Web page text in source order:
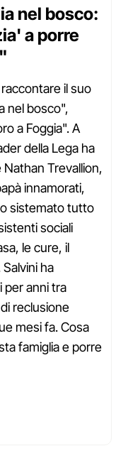
nel bosco:
a porre
il suo
nel bosco",
a Foggia". A
della Lega ha
Trevallion,
innamorati,
sistemato tutto
sociali
le cure, il
ha
per anni tra
reclusione
mesi fa. Cosa
famiglia e porre